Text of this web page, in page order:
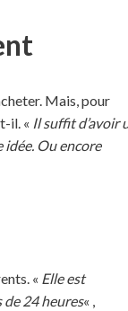
Mais, pour
il. « Il suffit d’avoir
idée. Ou encore
« Elle est
24 heures« ,